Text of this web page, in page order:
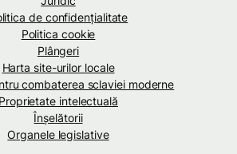
de confidenţialitate
Politica cookie
Plângeri
Harta site-urilor locale
combaterea sclaviei moderne
Proprietate intelectuală
Înșelătorii
Organele legislative